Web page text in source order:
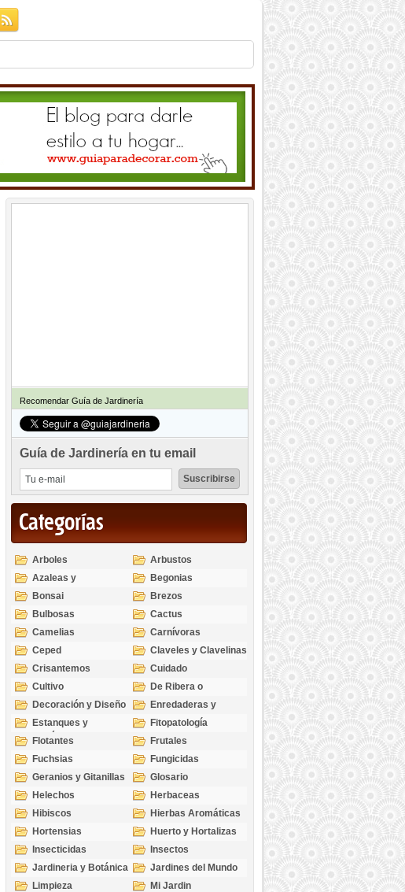
Recomendar Guía de Jardinería
Guía de Jardinería en tu email
Categorías
Arboles
Arbustos
Azaleas y
Rododendros
Begonias
Bonsai
Brezos
Bulbosas
Cactus
Camelias
Carnívoras
Ceped
Claveles y Clavelinas
Crisantemos
Cuidado
Cultivo
De Ribera o
Palustres
Decoración y Diseño
Enredaderas y
cubresuelos
Estanques y
Acuáticas
Fitopatología
Flotantes
Frutales
Fuchsias
Fungicidas
Geranios y Gitanillas
Glosario
Helechos
Herbaceas
Hibiscos
Hierbas Aromáticas
Hortensias
Huerto y Hortalizas
Insecticidas
Insectos
Jardineria y Botánica
Jardines del Mundo
Limpieza
Mi Jardin